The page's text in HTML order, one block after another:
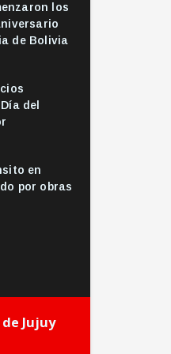
los
de Bolivia
del
en
por obras
Jujuy